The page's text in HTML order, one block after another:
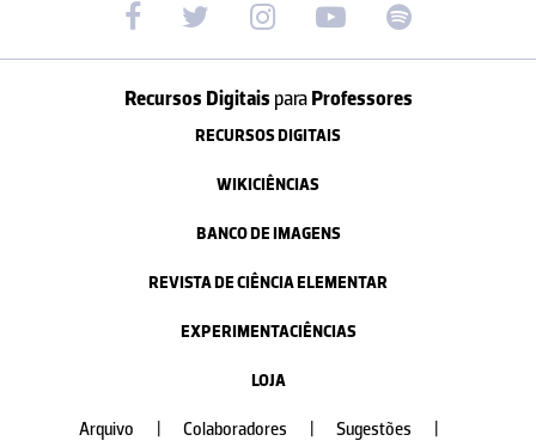
Recursos Digitais paraProfessores
RECURSOS DIGITAIS
WIKICIÊNCIAS
BANCO DE IMAGENS
REVISTA DE CIÊNCIA ELEMENTAR
EXPERIMENTACIÊNCIAS
LOJA
Arquivo Colaboradores Sugestões